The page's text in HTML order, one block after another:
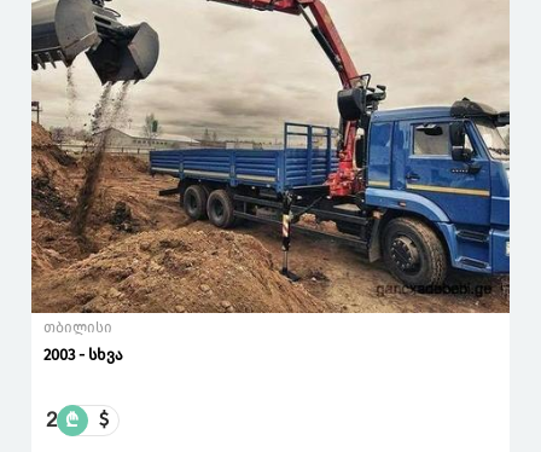
თბილისი
2003 - სხვა
2 ₾ $